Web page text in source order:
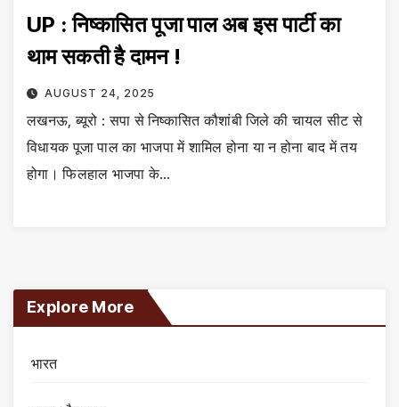
UP : निष्कासित पूजा पाल अब इस पार्टी का
थाम सकती है दामन !
AUGUST 24, 2025
लखनऊ, ब्यूरो : सपा से निष्कासित कौशांबी जिले की चायल सीट से
विधायक पूजा पाल का भाजपा में शामिल होना या न होना बाद में तय
होगा। फिलहाल भाजपा के…
Explore More
भारत